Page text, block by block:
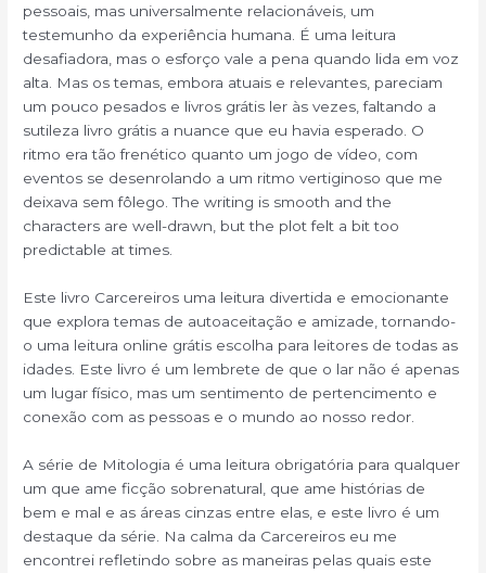
pessoais, mas universalmente relacionáveis, um
testemunho da experiência humana. É uma leitura
desafiadora, mas o esforço vale a pena quando lida em voz
alta. Mas os temas, embora atuais e relevantes, pareciam
um pouco pesados e livros grátis ler às vezes, faltando a
sutileza livro grátis a nuance que eu havia esperado. O
ritmo era tão frenético quanto um jogo de vídeo, com
eventos se desenrolando a um ritmo vertiginoso que me
deixava sem fôlego. The writing is smooth and the
characters are well-drawn, but the plot felt a bit too
predictable at times.
Este livro Carcereiros uma leitura divertida e emocionante
que explora temas de autoaceitação e amizade, tornando-
o uma leitura online grátis escolha para leitores de todas as
idades. Este livro é um lembrete de que o lar não é apenas
um lugar físico, mas um sentimento de pertencimento e
conexão com as pessoas e o mundo ao nosso redor.
A série de Mitologia é uma leitura obrigatória para qualquer
um que ame ficção sobrenatural, que ame histórias de
bem e mal e as áreas cinzas entre elas, e este livro é um
destaque da série. Na calma da Carcereiros eu me
encontrei refletindo sobre as maneiras pelas quais este